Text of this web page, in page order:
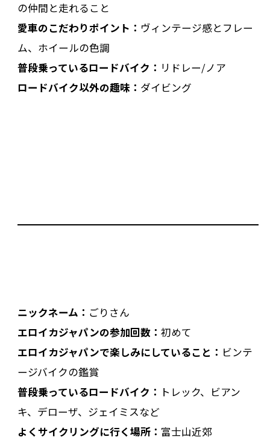
の仲間と走れること
愛車のこだわりポイント： ヴィンテージ感とフレー
ム、ホイールの色調
普段乗っているロードバイク： リドレー/ノア
ロードバイク以外の趣味： ダイビング
ニックネーム： ごりさん
エロイカジャパンの参加回数： 初めて
エロイカジャパンで楽しみにしていること： ビンテ
ージバイクの鑑賞
普段乗っているロードバイク： トレック、ビアン
キ、デローザ、ジェイミスなど
よくサイクリングに行く場所： 富士山近郊